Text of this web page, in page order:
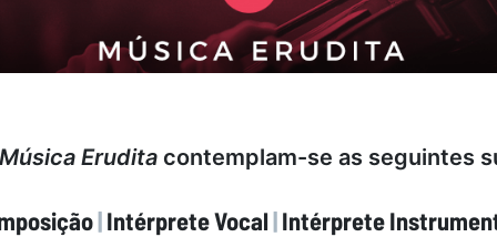
Eruditacontemplam-se as seguintes
|Intérprete Vocal|Intérprete